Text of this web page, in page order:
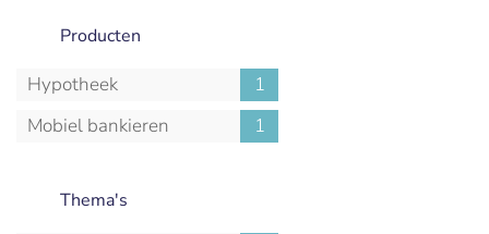
Producten
Hypotheek
1
Mobiel bankieren
1
Thema's